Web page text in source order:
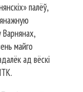
палёў,
майго
ад вёскі